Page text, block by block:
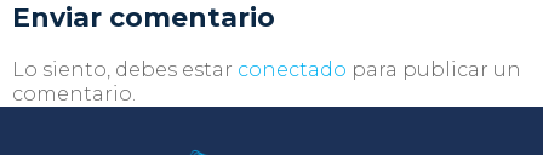
Enviar comentario
Lo siento, debes estar conectado para publicar un
comentario.